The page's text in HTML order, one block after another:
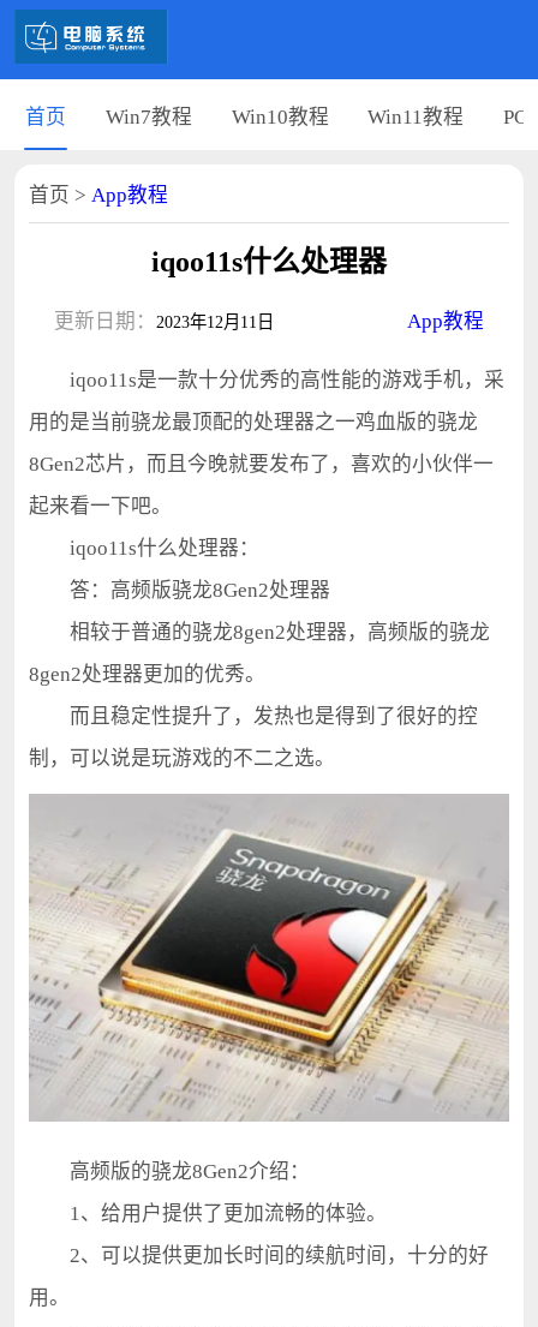
首页 Win7教程 Win10教程 Win11教程 PC
首页 > App教程
iqoo11s什么处理器
更新日期： 2023年12月11日 App教程
iqoo11s是一款十分优秀的高性能的游戏手机，采
用的是当前骁龙最顶配的处理器之一鸡血版的骁龙
8Gen2芯片，而且今晚就要发布了，喜欢的小伙伴一
起来看一下吧。
iqoo11s什么处理器：
答：高频版骁龙8Gen2处理器
相较于普通的骁龙8gen2处理器，高频版的骁龙
8gen2处理器更加的优秀。
而且稳定性提升了，发热也是得到了很好的控
制，可以说是玩游戏的不二之选。
高频版的骁龙8Gen2介绍：
1、给用户提供了更加流畅的体验。
2、可以提供更加长时间的续航时间，十分的好
用。